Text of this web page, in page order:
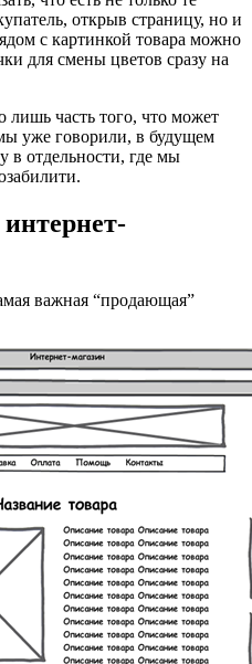
открыв страницу, но и
с картинкой товара можно
для смены цветов сразу на
часть того, что может
уже говорили, в будущем
в отдельности, где мы
важная “продающая”